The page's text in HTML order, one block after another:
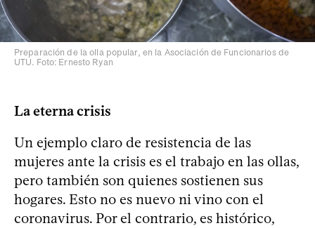
Preparación de la olla popular, en la Asociación de Funcionarios de
UTU. Foto: Ernesto Ryan
La eterna crisis
Un ejemplo claro de resistencia de las
mujeres ante la crisis es el trabajo en las ollas,
pero también son quienes sostienen sus
hogares. Esto no es nuevo ni vino con el
coronavirus. Por el contrario, es histórico,